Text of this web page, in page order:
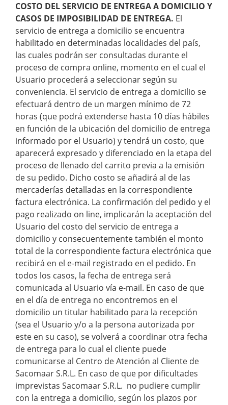
COSTO DEL SERVICIO DE ENTREGA A DOMICILIO Y
CASOS DE IMPOSIBILIDAD DE ENTREGA. El
servicio de entrega a domicilio se encuentra
habilitado en determinadas localidades del país,
las cuales podrán ser consultadas durante el
proceso de compra online, momento en el cual el
Usuario procederá a seleccionar según su
conveniencia. El servicio de entrega a domicilio se
efectuará dentro de un margen mínimo de 72
horas (que podrá extenderse hasta 10 días hábiles
en función de la ubicación del domicilio de entrega
informado por el Usuario) y tendrá un costo, que
aparecerá expresado y diferenciado en la etapa del
proceso de llenado del carrito previa a la emisión
de su pedido. Dicho costo se añadirá al de las
mercaderías detalladas en la correspondiente
factura electrónica. La confirmación del pedido y el
pago realizado on line, implicarán la aceptación del
Usuario del costo del servicio de entrega a
domicilio y consecuentemente también el monto
total de la correspondiente factura electrónica que
recibirá en el e-mail registrado en el pedido. En
todos los casos, la fecha de entrega será
comunicada al Usuario vía e-mail. En caso de que
en el día de entrega no encontremos en el
domicilio un titular habilitado para la recepción
(sea el Usuario y/o a la persona autorizada por
este en su caso), se volverá a coordinar otra fecha
de entrega para lo cual el cliente puede
comunicarse al Centro de Atención al Cliente de
Sacomaar S.R.L. En caso de que por dificultades
imprevistas Sacomaar S.R.L. no pudiere cumplir
con la entrega a domicilio, según los plazos por